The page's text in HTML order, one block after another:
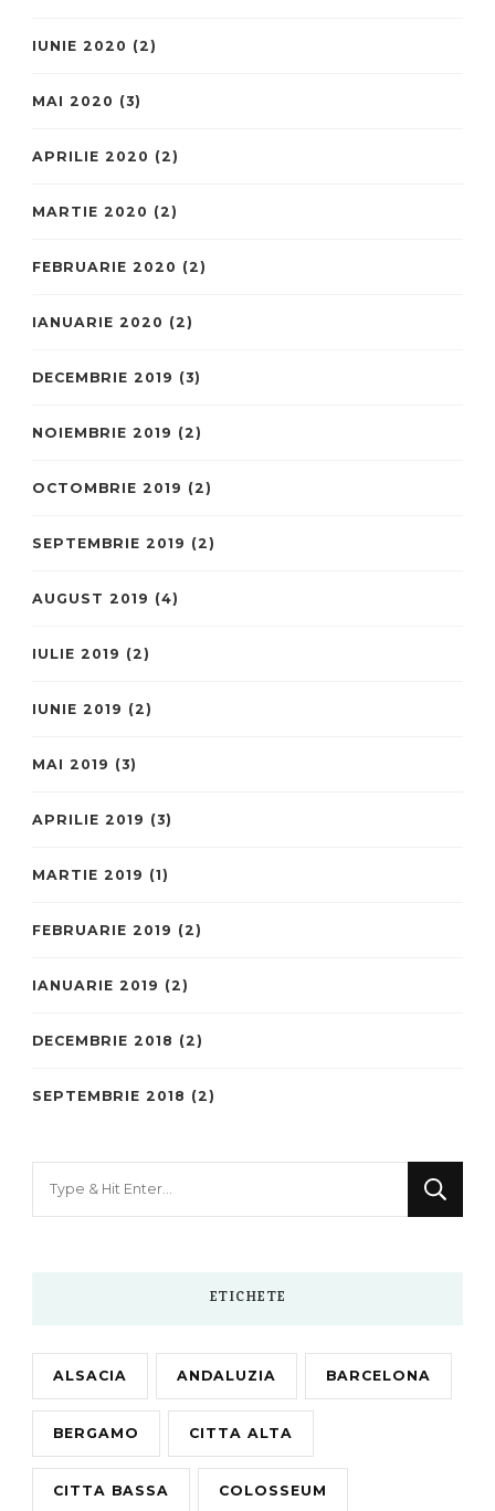
IUNIE 2020 (2)
MAI 2020 (3)
APRILIE 2020 (2)
MARTIE 2020 (2)
FEBRUARIE 2020 (2)
IANUARIE 2020 (2)
DECEMBRIE 2019 (3)
NOIEMBRIE 2019 (2)
OCTOMBRIE 2019 (2)
SEPTEMBRIE 2019 (2)
AUGUST 2019 (4)
IULIE 2019 (2)
IUNIE 2019 (2)
MAI 2019 (3)
APRILIE 2019 (3)
MARTIE 2019 (1)
FEBRUARIE 2019 (2)
IANUARIE 2019 (2)
DECEMBRIE 2018 (2)
SEPTEMBRIE 2018 (2)
ETICHETE
ALSACIA ANDALUZIA BARCELONA
BERGAMO CITTA ALTA
CITTA BASSA COLOSSEUM